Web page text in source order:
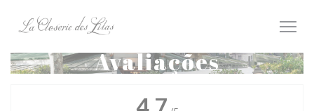
Avaliações